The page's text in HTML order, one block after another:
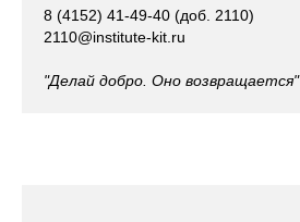
8 (4152) 41-49-40 (доб. 2110)
2110@institute-kit.ru
"Делай добро. Оно возвращается"